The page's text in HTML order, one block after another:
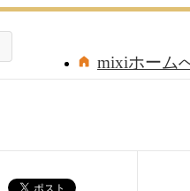
mixiホーム